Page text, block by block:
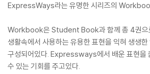
ExpressWays라는 유명한 시리즈의
Workbook은 Student Book과 함께 총 4권으
생활속에서 사용하는 유용한 표현을 익혀 생생
구성되어있다. Expressways에서 배운 표현을
수 있는 기회를 주고있다.